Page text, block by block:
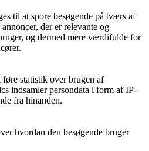
til at spore besøgende på tværs af
der er relevante og
og dermed mere værdifulde for
statistik over brugen af
indsamler persondata i form af IP-
fra hinanden.
hvordan den besøgende bruger